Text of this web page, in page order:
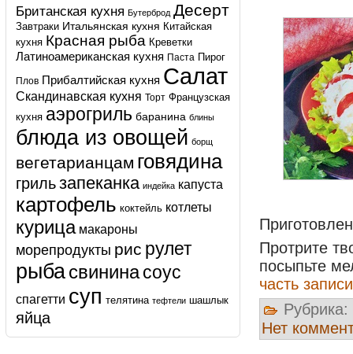
Британская кухня Бутерброд Десерт
Завтраки Итальянская кухня Китайская
кухня Красная рыба Креветки
Латиноамериканская кухня Паста Пирог
Плов Прибалтийская кухня Салат
Скандинавская кухня Торт Французская
кухня аэрогриль баранина блины
блюда из овощей борщ
вегетарианцам говядина
грильзапеканка индейка капуста
картофель коктейль котлеты
курица макароны
морепродукты рис рулет
рыбасвининасоус
спагетти суп телятина тефтели шашлык
яйца
Протрите
посыпьте
часть
Рубрика:
Нет